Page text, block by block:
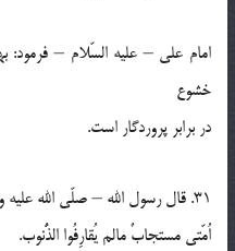
امام علي – عليه السّلام – فرمود:
خشوع
در برابر پروردگار است.
31. قال رسول الله – صلّي الله عليه و آله – : دُعاءُ أطفالِ
اُمّتي مستجابٌ مالم يُقارِفُوا الذُّنوب.